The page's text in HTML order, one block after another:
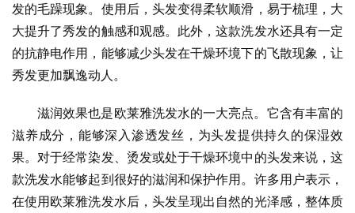
发的毛躁现象。使用后，头发变得柔软顺滑，易于梳理，大
大提升了秀发的触感和观感。此外，这款洗发水还具有一定
的抗静电作用，能够减少头发在干燥环境下的飞散现象，让
秀发更加飘逸动人。
滋润效果也是欧莱雅洗发水的一大亮点。它含有丰富的
滋养成分，能够深入渗透发丝，为头发提供持久的保湿效
果。对于经常染发、烫发或处于干燥环境中的头发来说，这
款洗发水能够起到很好的滋润和保护作用。许多用户表示，
在使用欧莱雅洗发水后，头发呈现出自然的光泽感，整体质